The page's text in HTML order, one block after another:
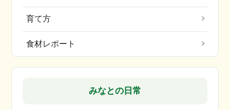
育て方
食材レポート
みなとの日常